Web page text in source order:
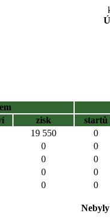
zisk
startů
19 550
0
0
0
0
0
0
0
0 0